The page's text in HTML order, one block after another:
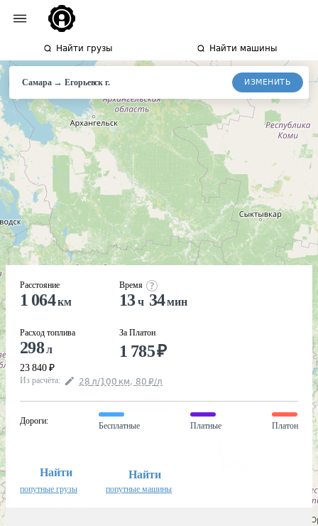
Найти грузы Найти машины
Самара→Егорьевскг. ИЗМЕНИТЬ
Расстояние
1 064км
Расход топлива
298л
23 840 ₽
Время
13ч 34мин
За Платон
1 785₽
Из расчёта: 28 л/100 км, 80 ₽/л
Дороги:
Бесплатные Платные Платон
Найти
попутные грузы
Найти
попутные машины